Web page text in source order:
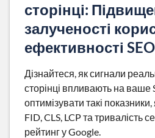
сторінці:
залученості
ефективності SEO
Дізнайтеся, як сигнали
сторінці впливають на ваше
оптимізувати такі
FID, CLS, LCP та тривалість
рейтинг у Google.